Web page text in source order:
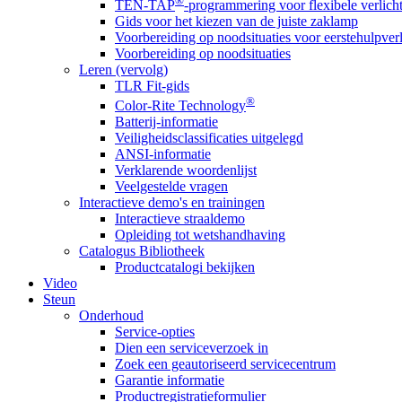
TEN-TAP -programmering voor flexibele
Gids voor het kiezen van de juiste zaklamp
Voorbereiding op noodsituaties voor
Voorbereiding op noodsituaties
Leren (vervolg)
TLR Fit-gids
Color-Rite Technology®
Batterij-informatie
Veiligheidsclassificaties uitgelegd
ANSI-informatie
Verklarende woordenlijst
Veelgestelde vragen
Interactieve demo's en trainingen
Interactieve straaldemo
Opleiding tot wetshandhaving
Catalogus Bibliotheek
Productcatalogi bekijken
Video
Steun
Onderhoud
Service-opties
Dien een serviceverzoek in
Zoek een geautoriseerd servicecentrum
Garantie informatie
Productregistratieformulier